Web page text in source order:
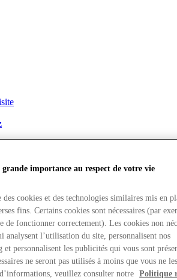
grande importance au respect de votre vie
cookies et des technologies similaires mis en
fins. Certains cookies sont nécessaires (par
de fonctionner correctement). Les cookies non
analysent l’utilisation du site, personnalisent nos
et personnalisent les publicités qui vous sont
ne seront pas utilisés à moins que vous ne
veuillez consulter notre
Politique